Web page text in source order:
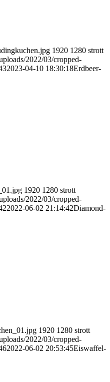
1920 1280 strott
2022/03/cropped-
2023-04-10 18:30:18Erdbeer-
1920 1280 strott
2022/03/cropped-
2022-06-02 21:14:42Diamond-
1920 1280 strott
2022/03/cropped-
2022-06-02 20:53:45Eiswaffel-